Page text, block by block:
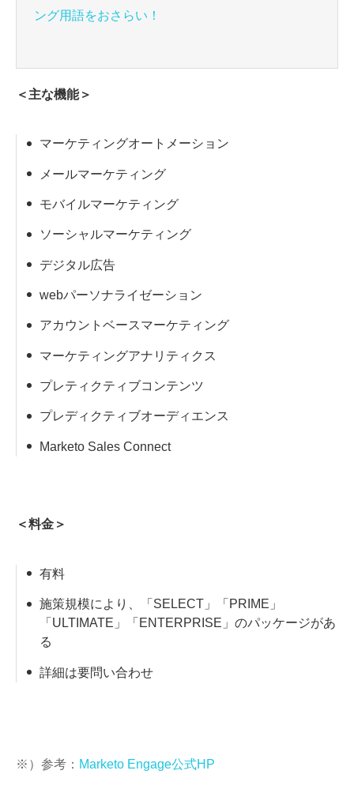
ング用語をおさらい！
＜主な機能＞
マーケティングオートメーション
メールマーケティング
モバイルマーケティング
ソーシャルマーケティング
デジタル広告
webパーソナライゼーション
アカウントベースマーケティング
マーケティングアナリティクス
プレティクティブコンテンツ
プレディクティブオーディエンス
Marketo Sales Connect
＜料金＞
有料
施策規模により、「SELECT」「PRIME」
「ULTIMATE」「ENTERPRISE」のパッケージがあ
る
詳細は要問い合わせ
※）参考： Marketo Engage公式HP